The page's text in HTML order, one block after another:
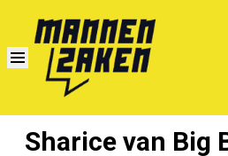
Sharice van Big